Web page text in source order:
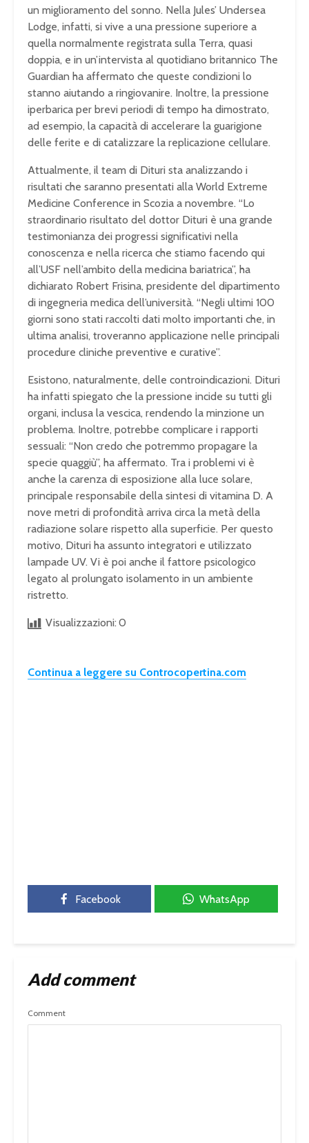
un miglioramento del sonno. Nella Jules’ Undersea
Lodge, infatti, si vive a una pressione superiore a
quella normalmente registrata sulla Terra, quasi
doppia, e in un’intervista al quotidiano britannico The
Guardian ha affermato che queste condizioni lo
stanno aiutando a ringiovanire. Inoltre, la pressione
iperbarica per brevi periodi di tempo ha dimostrato,
ad esempio, la capacità di accelerare la guarigione
delle ferite e di catalizzare la replicazione cellulare.
Attualmente, il team di Dituri sta analizzando i
risultati che saranno presentati alla World Extreme
Medicine Conference in Scozia a novembre. “Lo
straordinario risultato del dottor Dituri è una grande
testimonianza dei progressi significativi nella
conoscenza e nella ricerca che stiamo facendo qui
all’USF nell’ambito della medicina bariatrica”, ha
dichiarato Robert Frisina, presidente del dipartimento
di ingegneria medica dell’università. “Negli ultimi 100
giorni sono stati raccolti dati molto importanti che, in
ultima analisi, troveranno applicazione nelle principali
procedure cliniche preventive e curative”.
Esistono, naturalmente, delle controindicazioni. Dituri
ha infatti spiegato che la pressione incide su tutti gli
organi, inclusa la vescica, rendendo la minzione un
problema. Inoltre, potrebbe complicare i rapporti
sessuali: “Non credo che potremmo propagare la
specie quaggiù”, ha affermato. Tra i problemi vi è
anche la carenza di esposizione alla luce solare,
principale responsabile della sintesi di vitamina D. A
nove metri di profondità arriva circa la metà della
radiazione solare rispetto alla superficie. Per questo
motivo, Dituri ha assunto integratori e utilizzato
lampade UV. Vi è poi anche il fattore psicologico
legato al prolungato isolamento in un ambiente
ristretto.
Visualizzazioni: 0
Continua a leggere su Controcopertina.com
Facebook WhatsApp
Add comment
Comment